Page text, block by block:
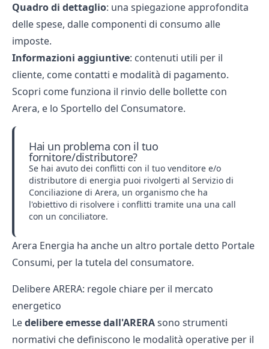
Quadro di dettaglio: una spiegazione approfondita
delle spese, dalle componenti di consumo alle
imposte.
Informazioni aggiuntive: contenuti utili per il
cliente, come contatti e modalità di pagamento.
Scopri come funziona il rinvio delle bollette con
Arera, e lo Sportello del Consumatore.
Hai un problema con il tuo
fornitore/distributore?
Se hai avuto dei conflitti con il tuo venditore e/o
distributore di energia puoi rivolgerti al Servizio di
Conciliazione di Arera, un organismo che ha
l'obiettivo di risolvere i conflitti tramite una una call
con un conciliatore.
Arera Energia ha anche un altro portale detto Portale
Consumi, per la tutela del consumatore.
Delibere ARERA: regole chiare per il mercato
energetico
Ledelibere emesse dall'ARERAsono strumenti
normativi che definiscono le modalità operative per il